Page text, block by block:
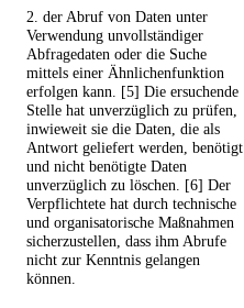
2. der Abruf von Daten unter
Verwendung unvollständiger
Abfragedaten oder die Suche
mittels einer Ähnlichenfunktion
erfolgen kann. [5] Die ersuchende
Stelle hat unverzüglich zu prüfen,
inwieweit sie die Daten, die als
Antwort geliefert werden, benötigt
und nicht benötigte Daten
unverzüglich zu löschen. [6] Der
Verpflichtete hat durch technische
und organisatorische Maßnahmen
sicherzustellen, dass ihm Abrufe
nicht zur Kenntnis gelangen
können.